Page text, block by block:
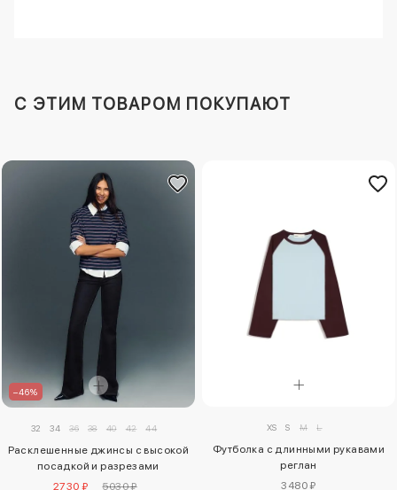
C ЭТИМ ТОВАРОМ ПОКУПАЮТ
–46%
32 34 36 38 40 42 44
Расклешенные джинсы с высокой
посадкой и разрезами
2730 ₽
5030 ₽
XS S M L
Футболка с длинными рукавами
реглан
3480 ₽